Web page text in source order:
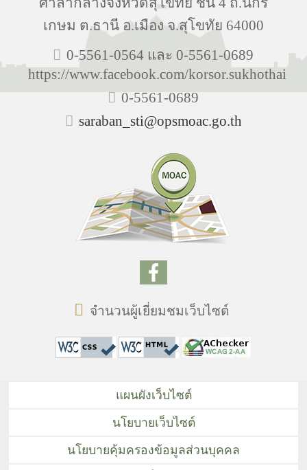
เกษม ต.ธานี อ.เมือง จ.สุโขทัย 64000
0-5561-0564 และ 0-5561-0689
https://www.facebook.com/korsor.sukhothai
0-5561-0689
saraban_sti@opsmoac.go.th
จำนวนผู้เยี่ยมชมเว็บไซต์
แผนผังเว็บไซต์
นโยบายเว็บไซต์
นโยบายคุ้มครองข้อมูลส่วนบุคคล